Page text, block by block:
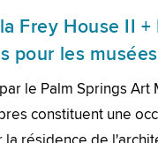
Frey House II +
pour les musées
le Palm Springs Art
constituent une